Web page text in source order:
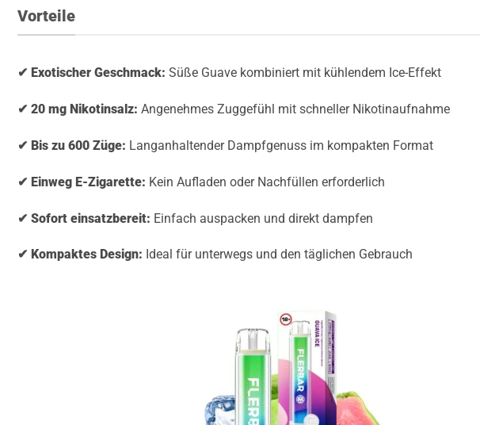
Vorteile
✔ Exotischer Geschmack: Süße Guave kombiniert mit kühlendem Ice-Effekt
✔ 20 mg Nikotinsalz: Angenehmes Zuggefühl mit schneller Nikotinaufnahme
✔ Bis zu 600 Züge: Langanhaltender Dampfgenuss im kompakten Format
✔ Einweg E-Zigarette: Kein Aufladen oder Nachfüllen erforderlich
✔ Sofort einsatzbereit: Einfach auspacken und direkt dampfen
✔ Kompaktes Design: Ideal für unterwegs und den täglichen Gebrauch